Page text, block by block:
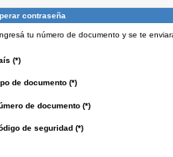
contraseña
tu número de documento y se te
(*)
de documento (*)
de documento (*)
de seguridad (*)